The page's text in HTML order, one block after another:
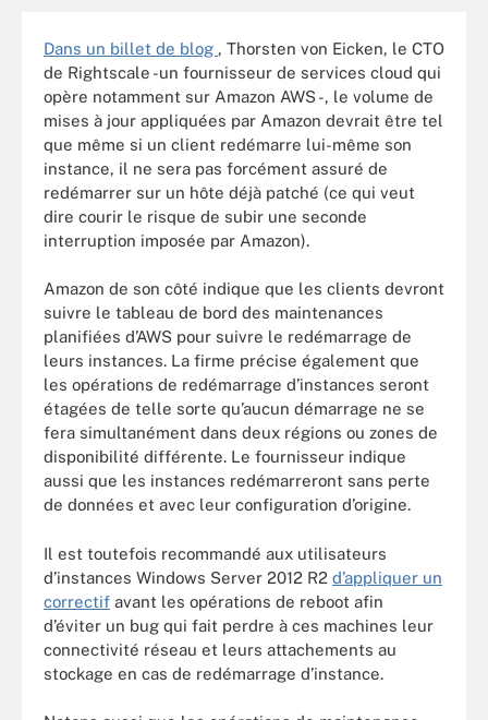
Dans un billet de blog , Thorsten von Eicken, le CTO
de Rightscale -un fournisseur de services cloud qui
opère notamment sur Amazon AWS -, le volume de
mises à jour appliquées par Amazon devrait être tel
que même si un client redémarre lui-même son
instance, il ne sera pas forcément assuré de
redémarrer sur un hôte déjà patché (ce qui veut
dire courir le risque de subir une seconde
interruption imposée par Amazon).
Amazon de son côté indique que les clients devront
suivre le tableau de bord des maintenances
planifiées d’AWS pour suivre le redémarrage de
leurs instances. La firme précise également que
les opérations de redémarrage d’instances seront
étagées de telle sorte qu’aucun démarrage ne se
fera simultanément dans deux régions ou zones de
disponibilité différente. Le fournisseur indique
aussi que les instances redémarreront sans perte
de données et avec leur configuration d’origine.
Il est toutefois recommandé aux utilisateurs
d’instances Windows Server 2012 R2 d’appliquer un
correctif avant les opérations de reboot afin
d’éviter un bug qui fait perdre à ces machines leur
connectivité réseau et leurs attachements au
stockage en cas de redémarrage d’instance.